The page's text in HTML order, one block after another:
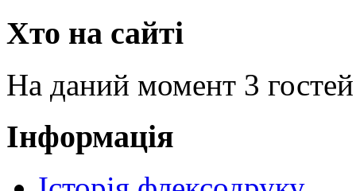
Хто на сайті
На даний момент 3 гостей
Інформація